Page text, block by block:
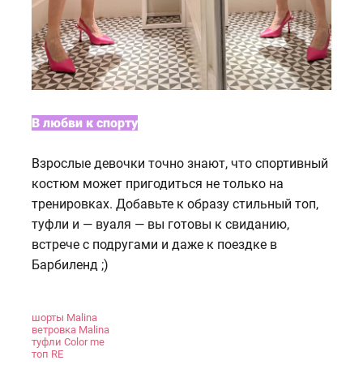
В любви к спорту
Взрослые девочки точно знают, что спортивный
костюм может пригодиться не только на
тренировках. Добавьте к образу стильный топ,
туфли и — вуаля — вы готовы к свиданию,
встрече с подругами и даже к поездке в
Барбиленд ;)
шорты Malina
ветровка Malina
туфли Color me
топ RE